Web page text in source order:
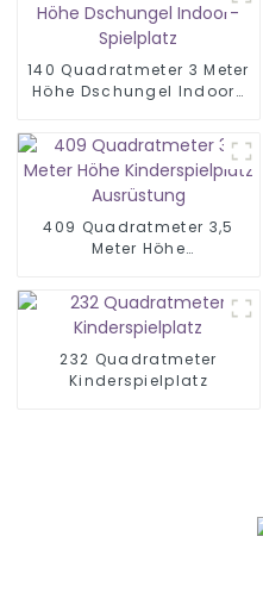
140 Quadratmeter 3 Meter
Höhe Dschungel Indoor-
409 Quadratmeter 3,5
Meter Höhe
Ausrüstung
232 Quadratmeter
Kinderspielplatz